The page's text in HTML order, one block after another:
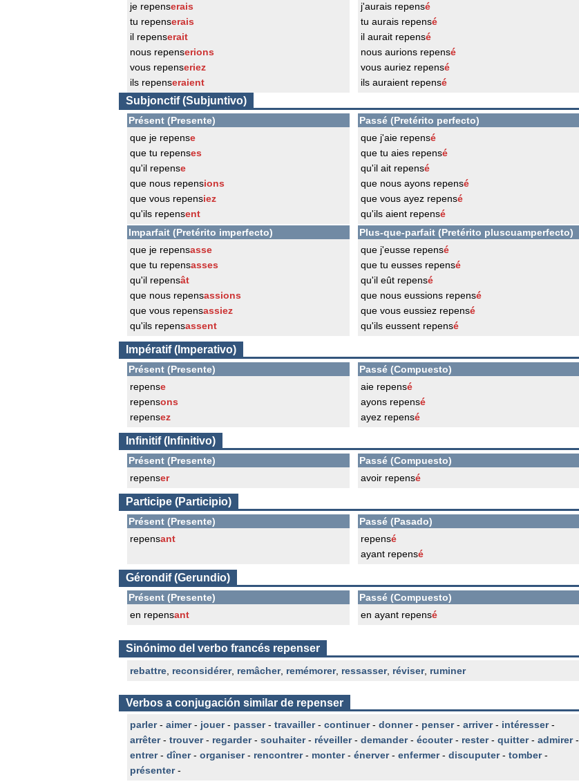
je repenserais
tu repenserais
il repenserait
nous repenserions
vous repenseriez
ils repenseraient
j'aurais repensé
tu aurais repensé
il aurait repensé
nous aurions repensé
vous auriez repensé
ils auraient repensé
Subjonctif (Subjuntivo)
Présent (Presente)
que je repense
que tu repenses
qu'il repense
que nous repensions
que vous repensiez
qu'ils repensent
Passé (Pretérito perfecto)
que j'aie repensé
que tu aies repensé
qu'il ait repensé
que nous ayons repensé
que vous ayez repensé
qu'ils aient repensé
Imparfait (Pretérito imperfecto)
que je repensasse
que tu repensasses
qu'il repensât
que nous repensassions
que vous repensassiez
qu'ils repensassent
Plus-que-parfait (Pretérito pluscuamperfecto)
que j'eusse repensé
que tu eusses repensé
qu'il eût repensé
que nous eussions repensé
que vous eussiez repensé
qu'ils eussent repensé
Impératif (Imperativo)
Présent (Presente)
repense
repensons
repensez
Passé (Compuesto)
aie repensé
ayons repensé
ayez repensé
Infinitif (Infinitivo)
Présent (Presente)
repenser
Passé (Compuesto)
avoir repensé
Participe (Participio)
Présent (Presente)
repensant
Passé (Pasado)
repensé
ayant repensé
Gérondif (Gerundio)
Présent (Presente)
en repensant
Passé (Compuesto)
en ayant repensé
Sinónimo del verbo francés repenser
rebattre reconsidérer, remâcher, remémorer, ressasser, réviser, ruminer
Verbos a conjugación similar de repenser
parler- aimer- jouer- passer- travailler- continuer- donner- penser- arriver- intéresser-
arrêter- trouver- regarder- souhaiter- réveiller- demander- écouter- rester- quitter- admirer-
entrer- dîner- organiser- rencontrer- monter- énerver- enfermer- discuputer- tomber-
présenter-